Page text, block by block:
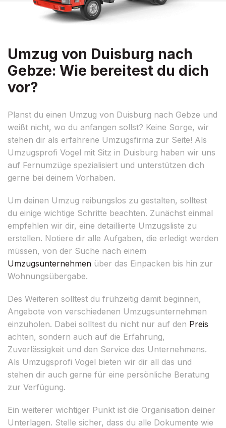
Umzug von Duisburg nach
Gebze: Wie bereitest du dich
vor?
Planst du einen Umzug von Duisburg nach Gebze und
weißt nicht, wo du anfangen sollst? Keine Sorge, wir
stehen dir als erfahrene Umzugsfirma zur Seite! Als
Umzugsprofi Vogel mit Sitz in Duisburg haben wir uns
auf Fernumzüge spezialisiert und unterstützen dich
gerne bei deinem Vorhaben.
Um deinen Umzug reibungslos zu gestalten, solltest
du einige wichtige Schritte beachten. Zunächst einmal
empfehlen wir dir, eine detaillierte Umzugsliste zu
erstellen. Notiere dir alle Aufgaben, die erledigt werden
müssen, von der Suche nach einem
Umzugsunternehmen über das Einpacken bis hin zur
Wohnungsübergabe.
Des Weiteren solltest du frühzeitig damit beginnen,
Angebote von verschiedenen Umzugsunternehmen
einzuholen. Dabei solltest du nicht nur auf den Preis
achten, sondern auch auf die Erfahrung,
Zuverlässigkeit und den Service des Unternehmens.
Als Umzugsprofi Vogel bieten wir dir all das und
stehen dir auch gerne für eine persönliche Beratung
zur Verfügung.
Ein weiterer wichtiger Punkt ist die Organisation deiner
Unterlagen. Stelle sicher, dass du alle Dokumente wie